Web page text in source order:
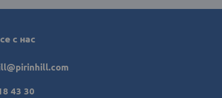
с нас
43 30